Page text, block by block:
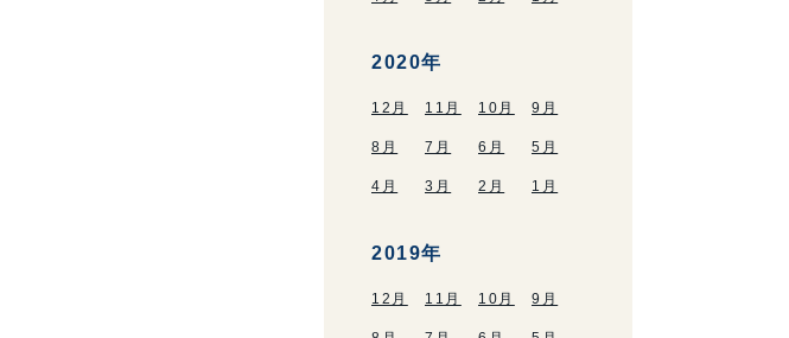
2020年
12月 11月 10月 9月
8月 7月 6月 5月
4月 3月 2月 1月
2019年
12月 11月 10月 9月